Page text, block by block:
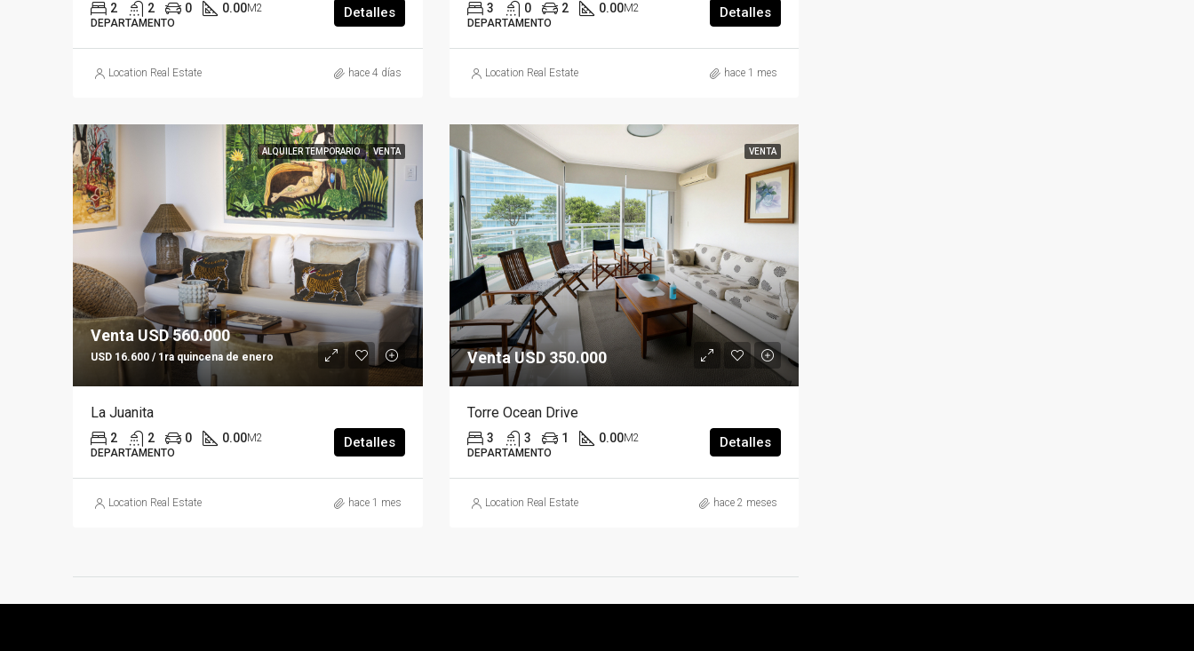
2 2 0 0.00M2
DEPARTAMENTO
Detalles
Location Real Estate hace 4 días
3 0 2 0.00M2
DEPARTAMENTO
Detalles
Location Real Estate hace 1 mes
ALQUILER TEMPORARIO VENTA
Venta USD 560.000
USD 16.600 / 1ra quincena de enero
La Juanita
2 2 0 0.00M2
DEPARTAMENTO
Detalles
Location Real Estate hace 1 mes
VENTA
Venta USD 350.000
Torre Ocean Drive
3 3 1 0.00M2
DEPARTAMENTO
Detalles
Location Real Estate hace 2 meses